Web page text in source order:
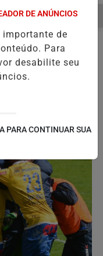
EM 2026MENU
BOLA
DE ANÚNCIOS
de
Para
desabilite seu
PARA CONTINUAR SUA